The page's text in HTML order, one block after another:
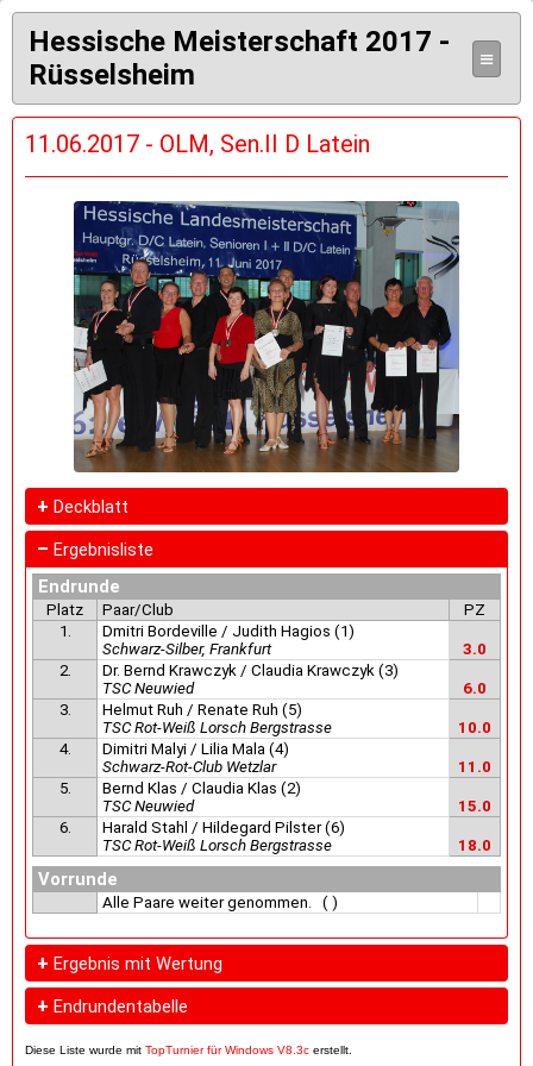
Hessische Meisterschaft 2017 -
Rüsselsheim
≡
11.06.2017 - OLM, Sen.II D Latein
+ Deckblatt
– Ergebnisliste
Endrunde
Platz Paar/Club
PZ
1.
Dmitri Bordeville / Judith Hagios (1)
Schwarz-Silber, Frankfurt
3.0
2.
Dr. Bernd Krawczyk / Claudia Krawczyk (3)
TSC Neuwied
6.0
3.
Helmut Ruh / Renate Ruh (5)
TSC Rot-Weiß Lorsch Bergstrasse
10.0
4.
Dimitri Malyi / Lilia Mala (4)
Schwarz-Rot-Club Wetzlar
11.0
5.
Bernd Klas / Claudia Klas (2)
TSC Neuwied
15.0
6.
Harald Stahl / Hildegard Pilster (6)
TSC Rot-Weiß Lorsch Bergstrasse
18.0
Vorrunde
Alle Paare weiter genommen. ( )
+ Ergebnis mit Wertung
+ Endrundentabelle
Diese Liste wurde mit TopTurnier für Windows V8.3c erstellt.